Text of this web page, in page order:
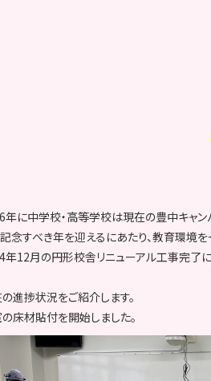
年に中学校・高等学校は現在の豊中キャン
念すべき年を迎えるにあたり、教育環境
年12月の円形校舎リニューアル工事完了に
進捗状況をご紹介します。
床材貼付を開始しました。